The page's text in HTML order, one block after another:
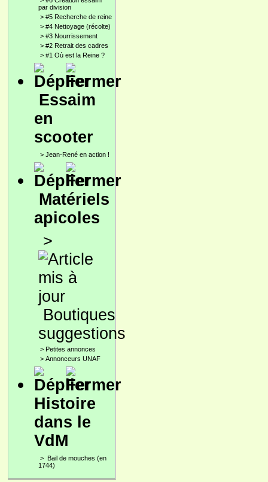
par division
> #5 Recherche de reine
> #4 Nettoyage (récolte)
> #3 Nourrissement
> #2 Retrait des cadres
> #1 Où est la Reine ?
Essaim
en
scooter
> Jean-René en action !
Matériels
apicoles
>
Boutiques
suggestions
> Petites annonces
> Annonceurs UNAF
Histoire
dans le
VdM
> Bail de mouches (en
1744)